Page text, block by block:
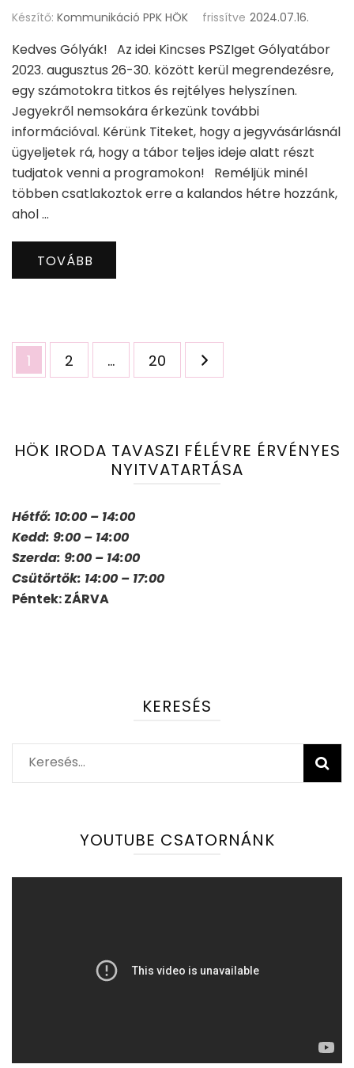
Készítő: Kommunikáció PPK HÖK frissítve 2024.07.16.
Kedves Gólyák! Az idei Kincses PSZIget Gólyatábor
2023. augusztus 26-30. között kerül megrendezésre,
egy számotokra titkos és rejtélyes helyszínen.
Jegyekről nemsokára érkezünk további
információval. Kérünk Titeket, hogy a jegyvásárlásnál
ügyeljetek rá, hogy a tábor teljes ideje alatt részt
tudjatok venni a programokon! Reméljük minél
többen csatlakoztok erre a kalandos hétre hozzánk,
ahol …
TOVÁBB
Bejegyzések
lapozása
Oldal
1 Oldal
2 … Oldal
20
HÖK IRODA TAVASZI FÉLÉVRE ÉRVÉNYES
NYITVATARTÁSA
Hétfő: 10:00 – 14:00
Kedd: 9:00 – 14:00
Szerda: 9:00 – 14:00
Csütörtök: 14:00 – 17:00
Péntek: ZÁRVA
KERESÉS
Keresés:
YOUTUBE CSATORNÁNK